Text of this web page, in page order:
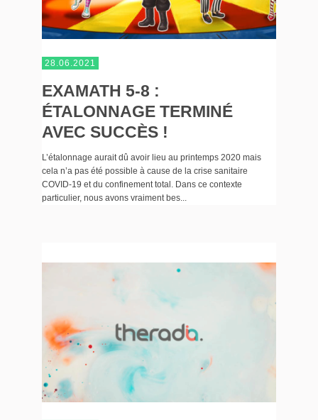
28.06.2021
EXAMATH 5-8 :
ÉTALONNAGE TERMINÉ
AVEC SUCCÈS !
L’étalonnage aurait dû avoir lieu au printemps 2020 mais
cela n’a pas été possible à cause de la crise sanitaire
COVID-19 et du confinement total. Dans ce contexte
particulier, nous avons vraiment bes...